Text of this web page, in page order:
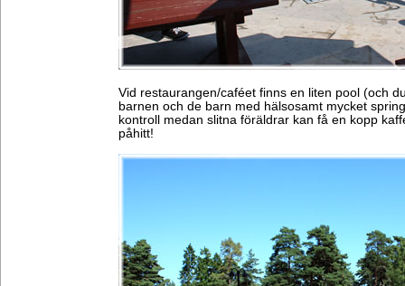
Vid restaurangen/caféet finns en liten pool (och
barnen och de barn med hälsosamt mycket
kontroll medan slitna föräldrar kan få en kopp
påhitt!